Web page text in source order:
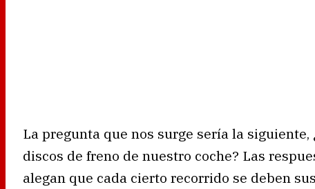
La pregunta que nos surge sería la
discos de freno de nuestro coche? Las
alegan que cada cierto recorrido se deben